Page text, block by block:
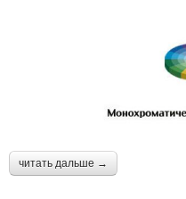
читать дальше →